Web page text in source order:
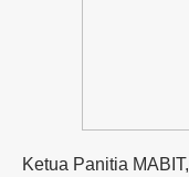
Ketua Panitia MABIT,